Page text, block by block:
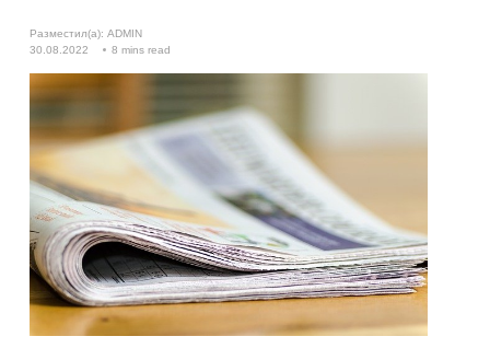
Разместил(а): ADMIN
30.08.2022
8 mins read